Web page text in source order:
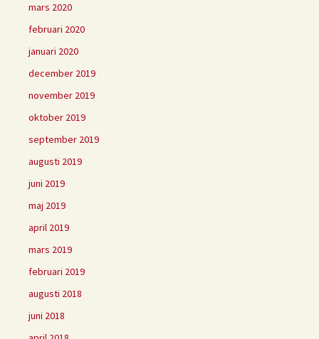
mars 2020
februari 2020
januari 2020
december 2019
november 2019
oktober 2019
september 2019
augusti 2019
juni 2019
maj 2019
april 2019
mars 2019
februari 2019
augusti 2018
juni 2018